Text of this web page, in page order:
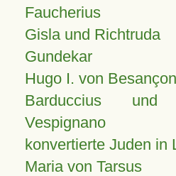
Faucherius
Gisla und Richtruda
Gundekar
Hugo I. von Besançon
Barduccius
Vespignano
konvertierte Juden in
Maria von Tarsus